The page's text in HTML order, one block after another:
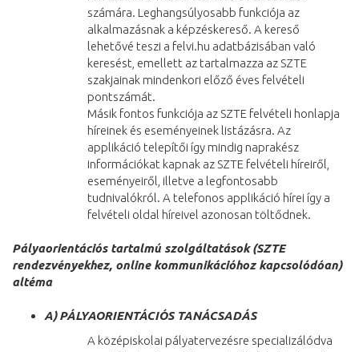
számára. Leghangsúlyosabb funkciója az
alkalmazásnak a képzéskereső. A kereső
lehetővé teszi a felvi.hu adatbázisában való
keresést, emellett az tartalmazza az SZTE
szakjainak mindenkori előző éves felvételi
pontszámát.
Másik fontos funkciója az SZTE felvételi honlapja
híreinek és eseményeinek listázásra. Az
applikáció telepítői így mindig naprakész
információkat kapnak az SZTE felvételi híreiről,
eseményeiről, illetve a legfontosabb
tudnivalókról. A telefonos applikáció hírei így a
felvételi oldal híreivel azonosan töltődnek.
Pályaorientációs tartalmú szolgáltatások (SZTE
rendezvényekhez, online kommunikációhoz kapcsolódóan)
altéma
A) PÁLYAORIENTÁCIÓS TANÁCSADÁS
A középiskolai pályatervezésre specializálódva